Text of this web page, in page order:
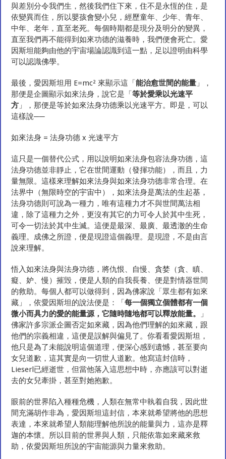
與差別分令我們生，然後我們住下來，住不是永恆的住，是
依變異而住，所以嬰孩會變小兒，經歷童年、少年、青年、
中年、老年，直至老死。每個時期都是現分及明分的變異，
直至我們再不能得到如來功德的滋養時，我們便會死亡。愛
因斯坦能夠由他的宇宙場論認識到這一點，足以證明由科學
可以認識佛學。
最後，愛因斯坦用 E=mc² 來顯示這「能治愈世間的能量 」，
那便是企圖顯示如來法身，說它是「等於愛乘以光速平
方 」，那便是等於如來法身功德乘以光速平方。即是，可以
這樣說──
如來法身 = 法身功德 x 光速平方
這只是一個替代公式，用以說明如來法身包容法身功德，這
法身功德並非靜止，它在世間運動（發揮功能），而且，力
量無限。這樣來理解如來法身與如來法身功德非常合理。在
法界中（無限時空的宇宙中），如來法身是萬法的生起基，
法身功德則可說為一種力，唯有這種力才不與世間萬法相
違，除了這種力之外，更沒有其它的力可令人於其中生死，
可令一切法於其中生滅。這便是最深、最廣、最透澈的生命
義理。成佛之所證，便是現證這個義理。是現證，不是由言
說來理解。
悟入如來法身與法身功德，將仇恨、自慢、貪婪（貪、瞋、
癡、妒、慢）摧毁，便是人類的自我長養、便是對情器世間
的救助。每個人都可以做得到，因為佛家說「眾生都有如來
藏」，依愛因斯坦的說法便是：「每一個獨立個體都有一個
微小而具力的愛的能量源，它隨時隨地都可以釋放能量。
」
佛家許多宗派企圖否定如來藏，因為他們理解的如來藏，跟
他們的宗義相違，這便是誤解與偏見了。你看看愛因斯坦，
他只是為了未能說明這個道理，便深心感到遺憾，甚至要向
女兒道歉，這其實是向一切世人道歉。他寫這封信時，
Lieserl已經逝世，但當他落入這思想中時，亦應該可以對逝
去的女兒牽掛，甚至對她抱歉。
眼前的世界陷入種種危機，人類在無常中執着自我，因此世
間充滿胡作非為，愛因斯坦這封信，本來就希望將他的思想
表達，本來就希望人類能理解他所說的能量與力，這亦是釋
迦的本懷。所以目前的世界與人類，只能依靠如來藏來救
助，依愛因斯坦所說的宇宙能源與力量來救助。